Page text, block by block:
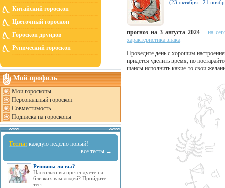
Китайский гороскоп
Цветочный гороскоп
Гороскоп друидов
Рунический гороскоп
Мой профиль
Мои гороскопы
Персональный гороскоп
Совместимость
Подписка на гороскопы
Тесты: каждую неделю новый!
все тесты →
Ревнивы ли вы?
Насколько вы претендуете на
близких вам людей? Пройдите
тест.
(23 октября - 21
прогноз на 3 августа 2024
на
характеристика знака
Проведите день с хорошим
придется уделить время, но
шансы исполнить какие-то свои